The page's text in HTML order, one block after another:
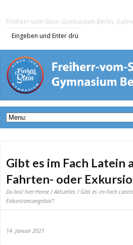
Freiherr-vom-Stein-Gymnasium Berlin,
Gibt es im Fach Latein
Fahrten- oder
Du bist hier:Home/Aktuelles/ Gibt es im Fach
Exkursionsangebot?
14. Januar 2021